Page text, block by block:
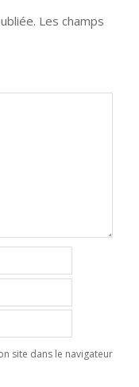
Les champs
site dans le navigateur